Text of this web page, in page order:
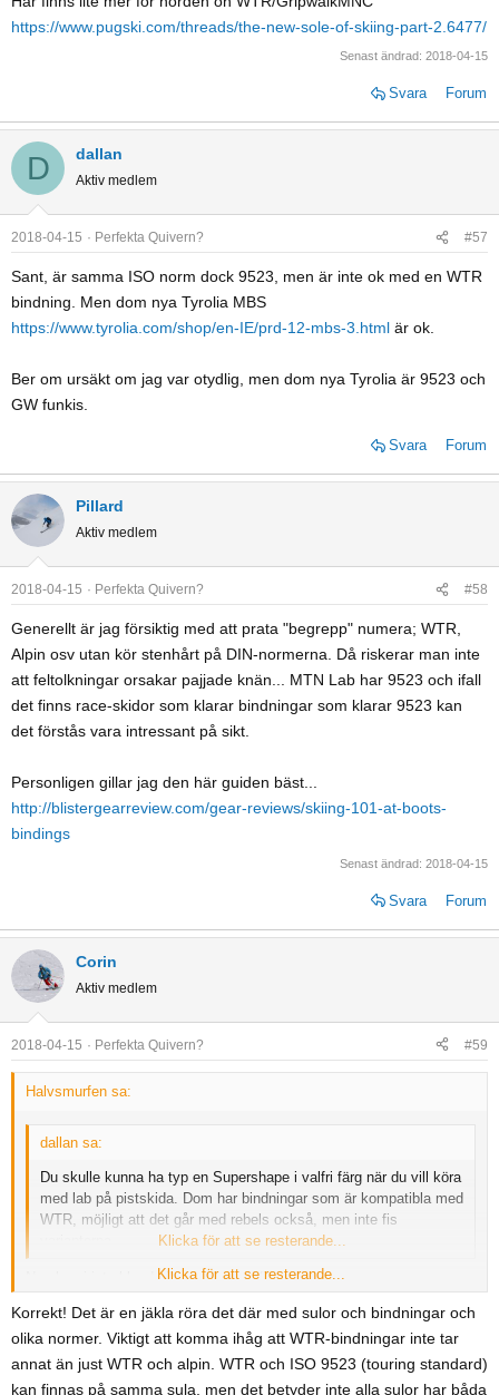
https://www.pugski.com/threads/the-new-sole-of-skiing-part-2.6477/
Senast ändrad: 2018-04-15
Svara Forum
D dallan
Aktiv medlem
2018-04-15 Perfekta Quivern? #57
Sant, är samma ISO norm dock 9523, men är inte ok med en WTR
bindning. Men dom nya Tyrolia MBS
https://www.tyrolia.com/shop/en-IE/prd-12-mbs-3.html är ok.
Ber om ursäkt om jag var otydlig, men dom nya Tyrolia är 9523 och
GW funkis.
Svara Forum
Pillard
Aktiv medlem
2018-04-15 Perfekta Quivern? #58
Generellt är jag försiktig med att prata "begrepp" numera; WTR,
Alpin osv utan kör stenhårt på DIN-normerna. Då riskerar man inte
att feltolkningar orsakar pajjade knän... MTN Lab har 9523 och ifall
det finns race-skidor som klarar bindningar som klarar 9523 kan
det förstås vara intressant på sikt.
Personligen gillar jag den här guiden bäst...
http://blistergearreview.com/gear-reviews/skiing-101-at-boots-
bindings
Senast ändrad: 2018-04-15
Svara Forum
Corin
Aktiv medlem
2018-04-15 Perfekta Quivern? #59
Halvsmurfen sa:
dallan sa:
Du skulle kunna ha typ en Supershape i valfri färg när du vill köra
med lab på pistskida. Dom har bindningar som är kompatibla med
WTR, möjligt att det går med rebels också, men inte fis
Klicka för att se resterande...
Nu ska vi inte blanda ihop sulorna. Vi har
Alpinsulor
Grip Walk
WTR ( som är på väg att försvinna till förmån för Grip Walk)
Touring sulor
Touring sulor som inte följer ovan standard.
Klicka för att se resterande...
Korrekt! Det är en jäkla röra det där med sulor och bindningar och
olika normer. Viktigt att komma ihåg att WTR-bindningar inte tar
annat än just WTR och alpin. WTR och ISO 9523 (touring standard)
kan finnas på samma sula, men det betyder inte alla sulor har båda